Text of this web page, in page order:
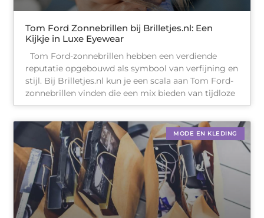
Tom Ford Zonnebrillen bij Brilletjes.nl: Een
Kijkje in Luxe Eyewear
Tom Ford-zonnebrillen hebben een verdiende
reputatie opgebouwd als symbool van verfijning en
stijl. Bij Brilletjes.nl kun je een scala aan Tom Ford-
zonnebrillen vinden die een mix bieden van tijdloze
MODE EN KLEDING